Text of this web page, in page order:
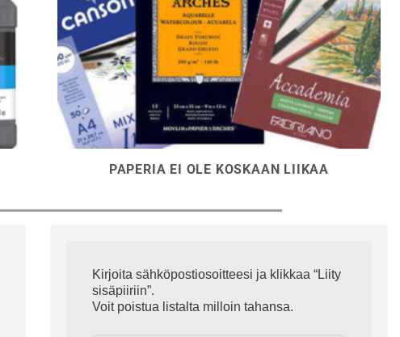
PAPERIA EI OLE KOSKAAN LIIKAA
Kirjoita sähköpostiosoitteesi ja klikkaa “Liity
sisäpiiriin”.
Voit poistua listalta milloin tahansa.